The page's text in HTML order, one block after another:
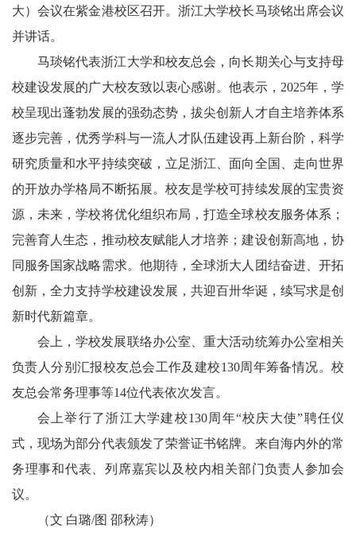
大）会议在紫金港校区召开。浙江大学校长马琰铭出席会议
并讲话。
马琰铭代表浙江大学和校友总会，向长期关心与支持母
校建设发展的广大校友致以衷心感谢。他表示，2025年，学
校呈现出蓬勃发展的强劲态势，拔尖创新人才自主培养体系
逐步完善，优秀学科与一流人才队伍建设再上新台阶，科学
研究质量和水平持续突破，立足浙江、面向全国、走向世界
的开放办学格局不断拓展。校友是学校可持续发展的宝贵资
源，未来，学校将优化组织布局，打造全球校友服务体系；
完善育人生态，推动校友赋能人才培养；建设创新高地，协
同服务国家战略需求。他期待，全球浙大人团结奋进、开拓
创新，全力支持学校建设发展，共迎百卅华诞，续写求是创
新时代新篇章。
会上，学校发展联络办公室、重大活动统筹办公室相关
负责人分别汇报校友总会工作及建校130周年筹备情况。校
友总会常务理事等14位代表依次发言。
会上举行了浙江大学建校130周年“校庆大使”聘任仪
式，现场为部分代表颁发了荣誉证书铭牌。来自海内外的常
务理事和代表、列席嘉宾以及校内相关部门负责人参加会
议。
（文 白璐/图 邵秋涛）